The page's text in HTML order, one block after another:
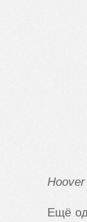
Hoover
Ещё